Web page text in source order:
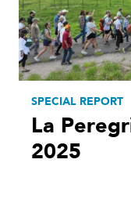
SPECIAL REPORT
La
2025